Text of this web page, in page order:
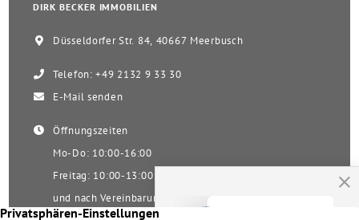
DIRK BECKER IMMOBILIEN
Düsseldorfer Str. 84, 40667 Meerbusch
Telefon: +49 2132 9 33 30
E-Mail senden
Öffnungszeiten
Mo-Do: 10:00-16:00
Freitag: 10:00-13:00
und nach Vereinbarung